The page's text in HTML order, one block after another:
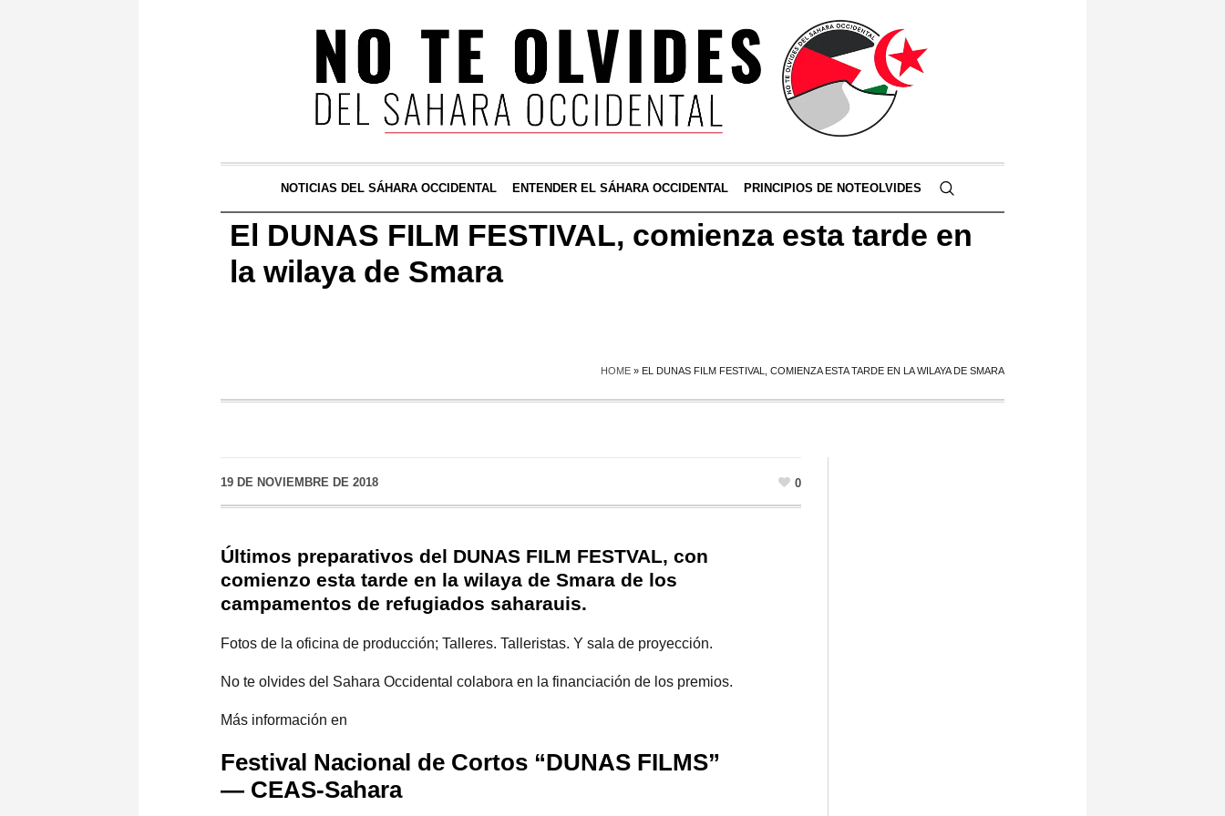
NOTICIAS DEL SÁHARA OCCIDENTAL ENTENDER EL SÁHARA OCCIDENTAL PRINCIPIOS DE NOTEOLVIDES
El DUNAS FILM FESTIVAL, comienza esta tarde en
la wilaya de Smara
HOME » EL DUNAS FILM FESTIVAL, COMIENZA ESTA TARDE EN LA WILAYA DE SMARA
19 DE NOVIEMBRE DE 2018 0
Últimos preparativos del DUNAS FILM FESTVAL, con
comienzo esta tarde en la wilaya de Smara de los
campamentos de refugiados saharauis.
Fotos de la oficina de producción; Talleres. Talleristas. Y sala de proyección.
No te olvides del Sahara Occidental colabora en la financiación de los premios.
Más información en
Festival Nacional de Cortos “DUNAS FILMS”
— CEAS-Sahara